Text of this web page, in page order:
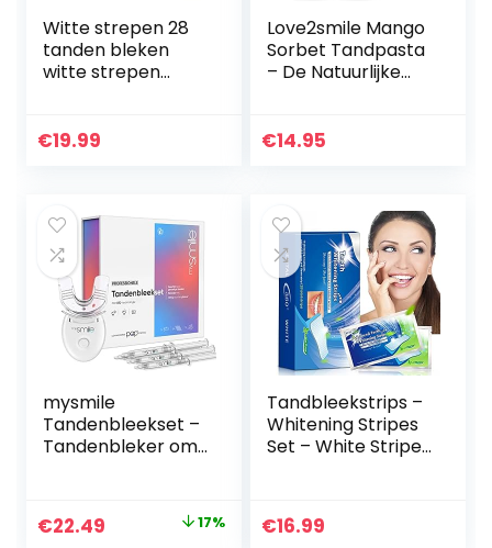
Witte strepen 28
tanden bleken
witte strepen
tanden bleken
€19.99
Love2smile Mango
Sorbet Tandpasta
– De Natuurlijke
– Goedgekeurde
Zonder Peroxide
€14.95
mysmile
Tandenbleekset –
Tandenbleker om
formule – Zonder
peroxide en
Original
€22.49 17%
Tandbleekstrips –
Whitening Stripes
Set – White Stripes
bleaching voor
witte tanden –
€16.99